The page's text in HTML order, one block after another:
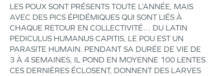
LES POUX SONT PRÉSENTS TOUTE L’ANNÉE, MAIS
AVEC DES PICS ÉPIDÉMIQUES QUI SONT LIÉS À
CHAQUE RETOUR EN COLLECTIVITÉ… DU LATIN
PEDICULUS HUMANUS CAPITIS, LE POU EST UN
PARASITE HUMAIN. PENDANT SA DURÉE DE VIE DE
3 À 4 SEMAINES, IL POND EN MOYENNE 100 LENTES.
CES DERNIÈRES ÉCLOSENT, DONNENT DES LARVES